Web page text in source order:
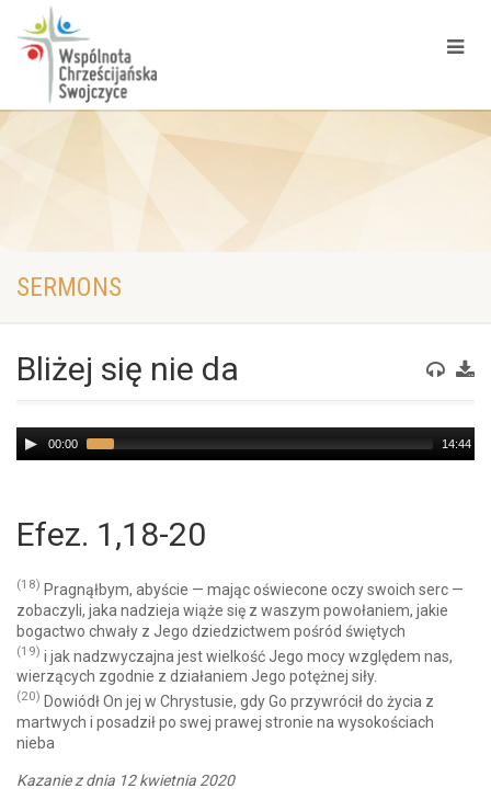
SERMONS
Bliżej się nie da
Audio
Player
00:00 14:44
Efez. 1,18-20
(18) Pragnąłbym, abyście — mając oświecone oczy swoich serc —
zobaczyli, jaka nadzieja wiąże się z waszym powołaniem, jakie
bogactwo chwały z Jego dziedzictwem pośród świętych
(19) i jak nadzwyczajna jest wielkość Jego mocy względem nas,
wierzących zgodnie z działaniem Jego potężnej siły.
(20) Dowiódł On jej w Chrystusie, gdy Go przywrócił do życia z
martwych i posadził po swej prawej stronie na wysokościach
nieba
Kazanie z dnia 12 kwietnia 2020